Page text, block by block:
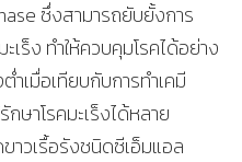
ซึ่งสามารถยับยั้งการ
เร็ง ทำให้ควบคุมโรคได้อย่าง
เมื่อเทียบกับการทำเคมี
ษาโรคมะเร็งได้หลาย
ขาวเรื้อรังชนิดซีเอ็มแอล